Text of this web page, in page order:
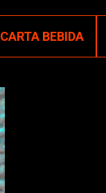
CARTA BEBIDA